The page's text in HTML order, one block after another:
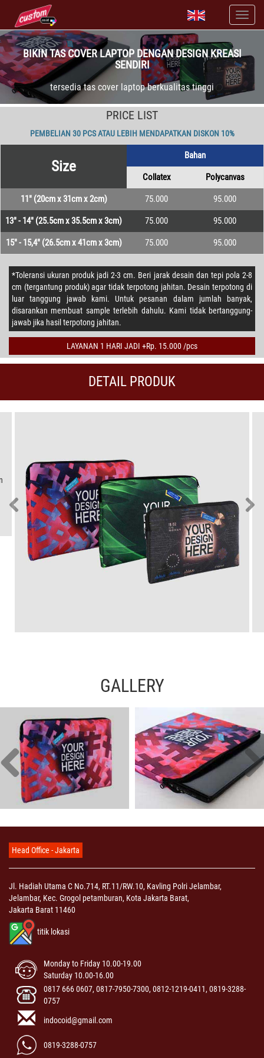
BIKIN TAS COVER LAPTOP DENGAN DESIGN KREASI
SENDIRI
tersedia tas cover laptop berkualitas tinggi
PRICE LIST
PEMBELIAN 30 PCS ATAU LEBIH MENDAPATKAN DISKON 10%
Size
Bahan
Collatex Polycanvas
11" (20cm x 31cm x 2cm) 75.000 95.000
13" - 14" (25.5cm x 35.5cm x 3cm) 75.000 95.000
15" - 15,4" (26.5cm x 41cm x 3cm) 75.000 95.000
*Toleransi ukuran produk jadi 2-3 cm. Beri jarak desain dan tepi pola 2-8
cm (tergantung produk) agar tidak terpotong jahitan. Desain terpotong di
luar tanggung jawab kami. Untuk pesanan dalam jumlah banyak,
disarankan membuat sample terlebih dahulu. Kami tidak bertanggung-
jawab jika hasil terpotong jahitan.
LAYANAN 1 HARI JADI +Rp. 15.000 /pcs
DETAIL PRODUK
GALLERY
Head Office - Jakarta
Jl. Hadiah Utama C No.714, RT.11/RW.10, Kavling Polri Jelambar,
Jelambar, Kec. Grogol petamburan, Kota Jakarta Barat,
Jakarta Barat 11460
titik lokasi
Monday to Friday 10.00-19.00
Saturday 10.00-16.00
0817 666 0607, 0817-7950-7300, 0812-1219-0411, 0819-3288-
0757
indocoid@gmail.com
0819-3288-0757